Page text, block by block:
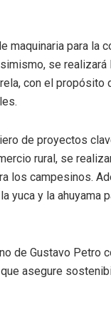
maquinaria para la
se realizará
con el
de proyectos
rural, se
los campesinos.
y la ahuyama
de Gustavo Petro
asegure